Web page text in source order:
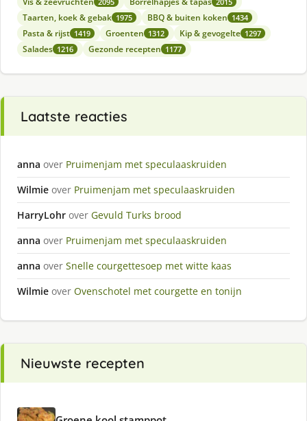
Taarten, koek & gebak 1975 BBQ & buiten koken 1434
Pasta & rijst 1419 Groenten 1312 Kip & gevogelte 1297
Salades 1216 Gezonde recepten 1177
Laatste reacties
anna over Pruimenjam met speculaaskruiden
Wilmie over Pruimenjam met speculaaskruiden
HarryLohr over Gevuld Turks brood
anna over Pruimenjam met speculaaskruiden
anna over Snelle courgettesoep met witte kaas
Wilmie over Ovenschotel met courgette en tonijn
Nieuwste recepten